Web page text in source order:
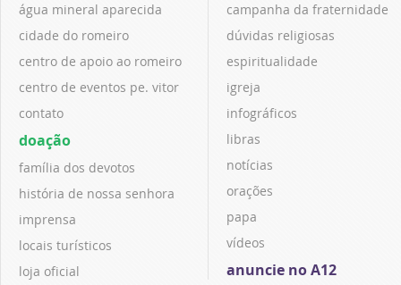
água mineral aparecida
cidade do romeiro
centro de apoio ao romeiro
centro de eventos pe. vitor
contato
doação
família dos devotos
história de nossa senhora
imprensa
locais turísticos
loja oficial
campanha da fraternidade
dúvidas religiosas
espiritualidade
igreja
infográficos
libras
notícias
orações
papa
vídeos
anuncie no A12